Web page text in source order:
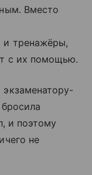
Вместо
и тренажёры,
с их помощью.
и поэтому
не